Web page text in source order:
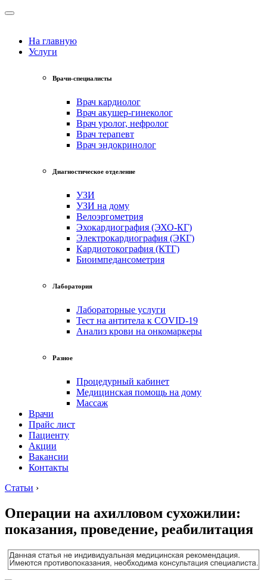
На главную
Услуги
Врачи-специалисты
Врач кардиолог
Врач акушер-гинеколог
Врач уролог, нефролог
Врач терапевт
Врач эндокринолог
Диагностическое отделение
УЗИ
УЗИ на дому
Велоэргометрия
Эхокардиография (ЭХО-КГ)
Электрокардиография (ЭКГ)
Кардиотокография (КТГ)
Биоимпедансометрия
Лаборатория
Лабораторные услуги
Тест на антитела к COVID-19
Анализ крови на онкомаркеры
Разное
Процедурный кабинет
Медицинская помощь на дому
Массаж
Врачи
Прайс лист
Пациенту
Акции
Вакансии
Контакты
Статьи ›
Операции на ахилловом сухожилии:
показания, проведение, реабилитация